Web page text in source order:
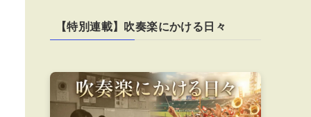
【特別連載】吹奏楽にかける日々